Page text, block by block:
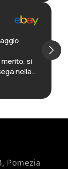
si
nella
In
Pomezia